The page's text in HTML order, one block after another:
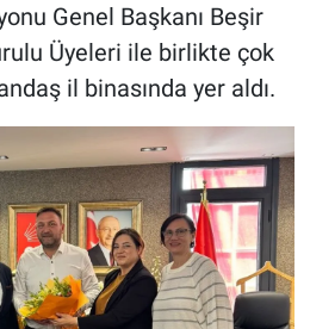
Genel Başkanı Beşir
Üyeleri ile birlikte çok
il binasında yer aldı.